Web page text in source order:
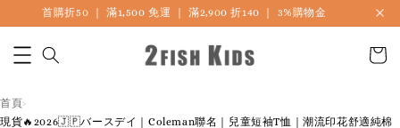
🎏 LINE海外連線社團開放加入中
首頁›
現貨🔥2026🇯🇵バースデイ｜Coleman聯名｜兒童短袖T恤｜潮流印花舒適純棉